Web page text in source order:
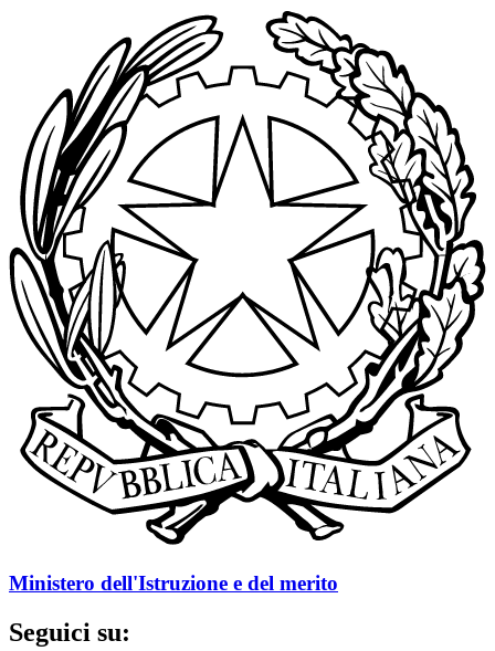
Ministero dell'Istruzione e del merito
Seguici su: